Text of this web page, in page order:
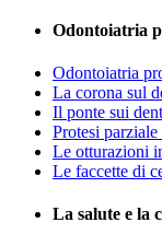
Odontoiatria
Odontoiatria
La corona sul
Il ponte sui
Protesi
Le otturazioni
Le faccette di
La salute e la